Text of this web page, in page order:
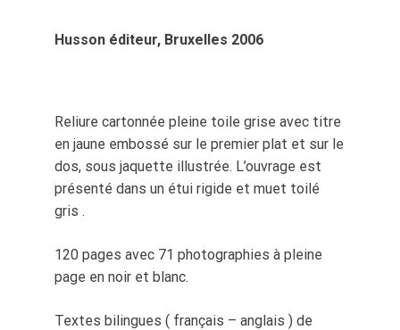
Husson éditeur, Bruxelles 2006
Reliure cartonnée pleine toile grise avec titre
en jaune embossé sur le premier plat et sur le
dos, sous jaquette illustrée. L’ouvrage est
présenté dans un étui rigide et muet toilé
gris .
120 pages avec 71 photographies à pleine
page en noir et blanc.
Textes bilingues ( français – anglais ) de